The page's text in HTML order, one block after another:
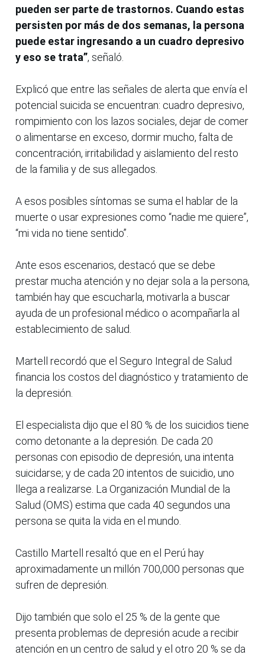
pueden ser parte de trastornos. Cuando estas
persisten por más de dos semanas, la persona
puede estar ingresando a un cuadro depresivo
y eso se trata”, señaló.
Explicó que entre las señales de alerta que envía el
potencial suicida se encuentran: cuadro depresivo,
rompimiento con los lazos sociales, dejar de comer
o alimentarse en exceso, dormir mucho, falta de
concentración, irritabilidad y aislamiento del resto
de la familia y de sus allegados.
A esos posibles síntomas se suma el hablar de la
muerte o usar expresiones como “nadie me quiere”,
“mi vida no tiene sentido”.
Ante esos escenarios, destacó que se debe
prestar mucha atención y no dejar sola a la persona,
también hay que escucharla, motivarla a buscar
ayuda de un profesional médico o acompañarla al
establecimiento de salud.
Martell recordó que el Seguro Integral de Salud
financia los costos del diagnóstico y tratamiento de
la depresión.
El especialista dijo que el 80 % de los suicidios tiene
como detonante a la depresión. De cada 20
personas con episodio de depresión, una intenta
suicidarse; y de cada 20 intentos de suicidio, uno
llega a realizarse. La Organización Mundial de la
Salud (OMS) estima que cada 40 segundos una
persona se quita la vida en el mundo.
Castillo Martell resaltó que en el Perú hay
aproximadamente un millón 700,000 personas que
sufren de depresión.
Dijo también que solo el 25 % de la gente que
presenta problemas de depresión acude a recibir
atención en un centro de salud y el otro 20 % se da